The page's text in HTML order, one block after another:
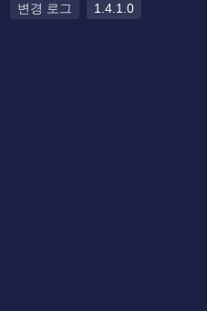
변경 로그 1.4.1.0